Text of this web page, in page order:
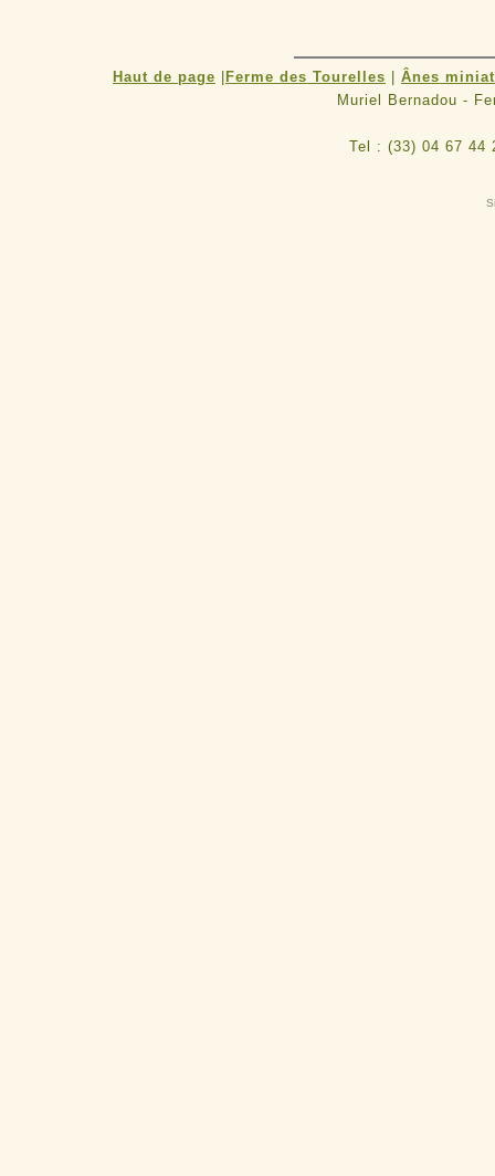
Haut de page Ferme des Tourelles
Ânes
Muriel Bernadou -
Tel : (33) 04 67 44